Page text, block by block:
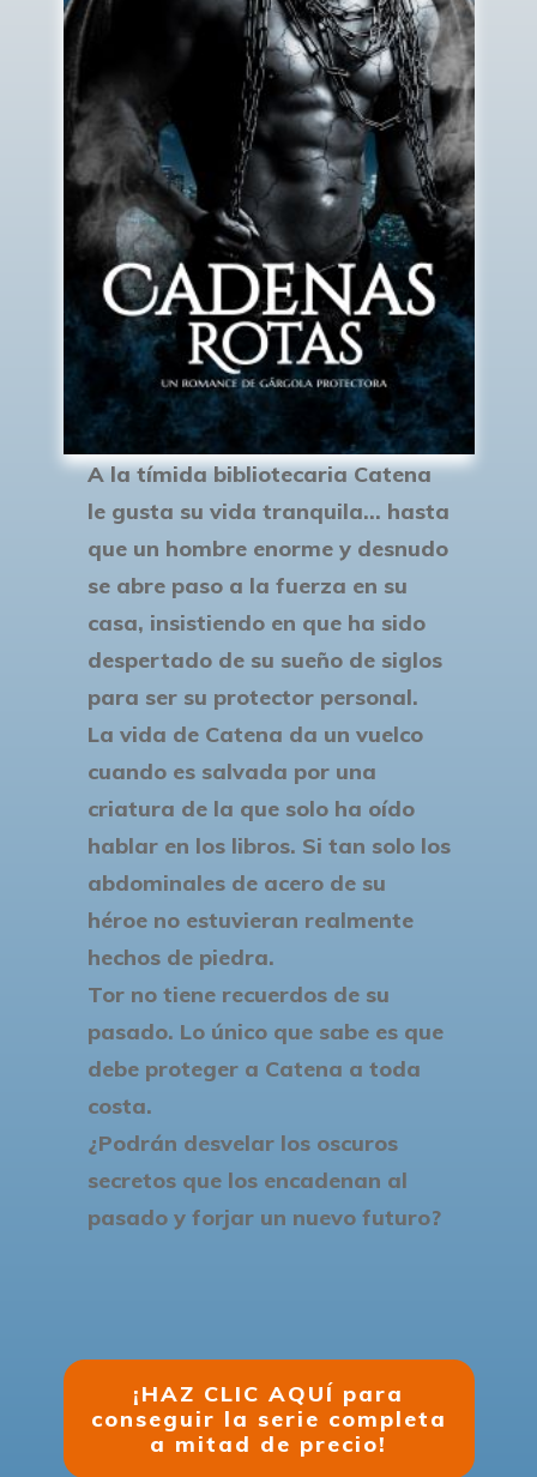
A la tímida bibliotecaria Catena
le gusta su vida tranquila... hasta
que un hombre enorme y desnudo
se abre paso a la fuerza en su
casa, insistiendo en que ha sido
despertado de su sueño de siglos
para ser su protector personal.
La vida de Catena da un vuelco
cuando es salvada por una
criatura de la que solo ha oído
hablar en los libros. Si tan solo los
abdominales de acero de su
héroe no estuvieran realmente
hechos de piedra.
Tor no tiene recuerdos de su
pasado. Lo único que sabe es que
debe proteger a Catena a toda
costa.
¿Podrán desvelar los oscuros
secretos que los encadenan al
pasado y forjar un nuevo futuro?
¡HAZ CLIC AQUÍ para
conseguir la serie completa
a mitad de precio!